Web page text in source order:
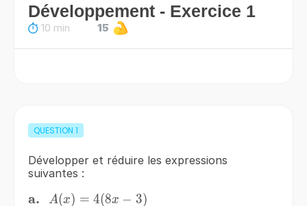
Développement - Exercice 1
10 min 15
QUESTION 1
Développer et réduire les expressions
suivantes :
\bf{a.}
a. \,
A(x)=4(8x-
A(x) = 4(8x − 3)